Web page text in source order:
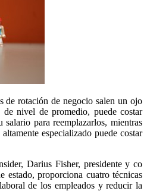
de rotación de negocio salen un ojo
nivel de promedio, puede costar
para reemplazarlos, mientras
especializado puede costar
Darius Fisher, presidente y co
estado, proporciona cuatro técnicas
de los empleados y reducir la